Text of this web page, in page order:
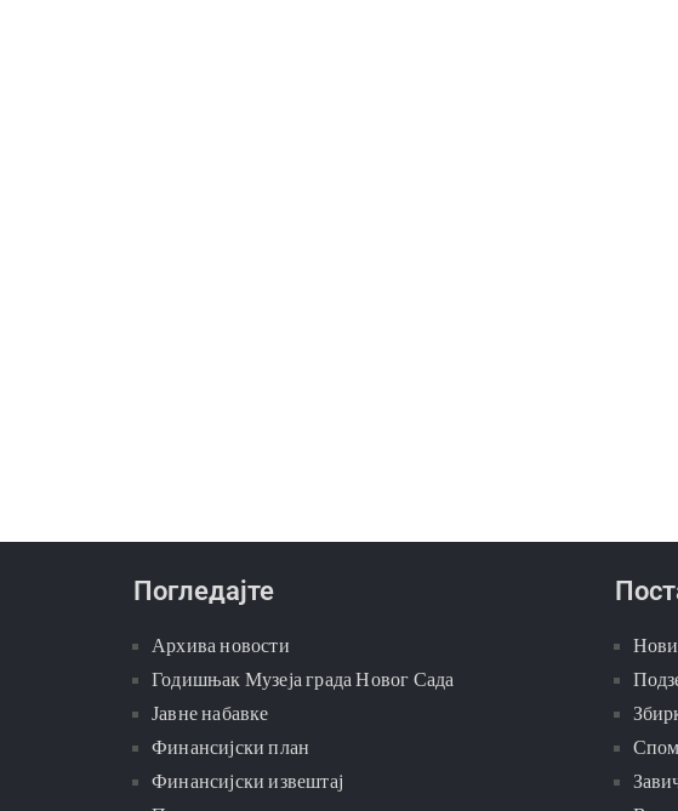
Погледајте
Архива новости
Годишњак Музеја града Новог Сада
Јавне набавке
Финансијски план
Финансијски извештај
Нови